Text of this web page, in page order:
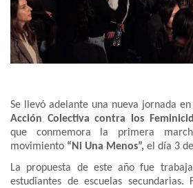
Se llevó adelante una nueva jornada
Acción Colectiva contra los
que conmemora la primera
movimiento “Ni Una Menos”, el día 3
La propuesta de este año fue
estudiantes de escuelas